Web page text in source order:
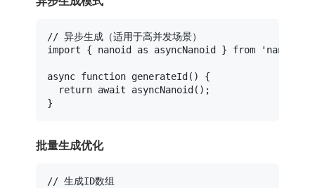
// 异步生成（适用于高并发场景）
import { nanoid as asyncNanoid } from 'nanoid'
async function generateId ( ) {
return await asyncNanoid ();
批量生成优化
// 生成ID数组